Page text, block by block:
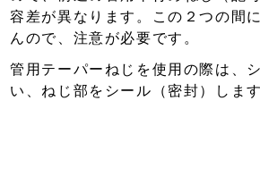
容差が異なります。この２つの間
んので、注意が必要です。
管用テーパーねじを使用の際は、
い、ねじ部をシール（密封）します